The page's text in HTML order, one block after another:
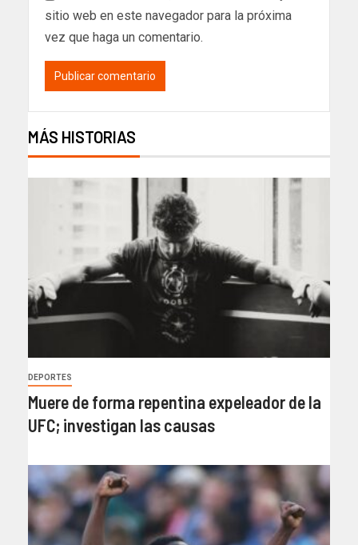
sitio web en este navegador para la próxima
vez que haga un comentario.
MÁS HISTORIAS
DEPORTES
Muere de forma repentina expeleador de la
UFC; investigan las causas